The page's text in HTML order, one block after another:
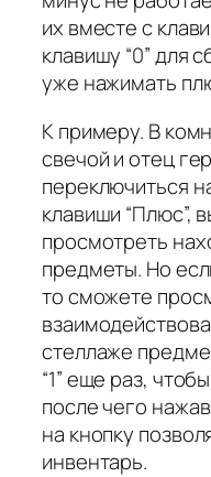
их вместе с
клавишу “0” для
уже нажимать
К примеру. В
свечой и отец
переключиться
клавиши “Плюс”,
просмотреть
предметы. Но
то сможете
стеллаже
“1” еще раз,
после чего
на кнопку
инвентарь.